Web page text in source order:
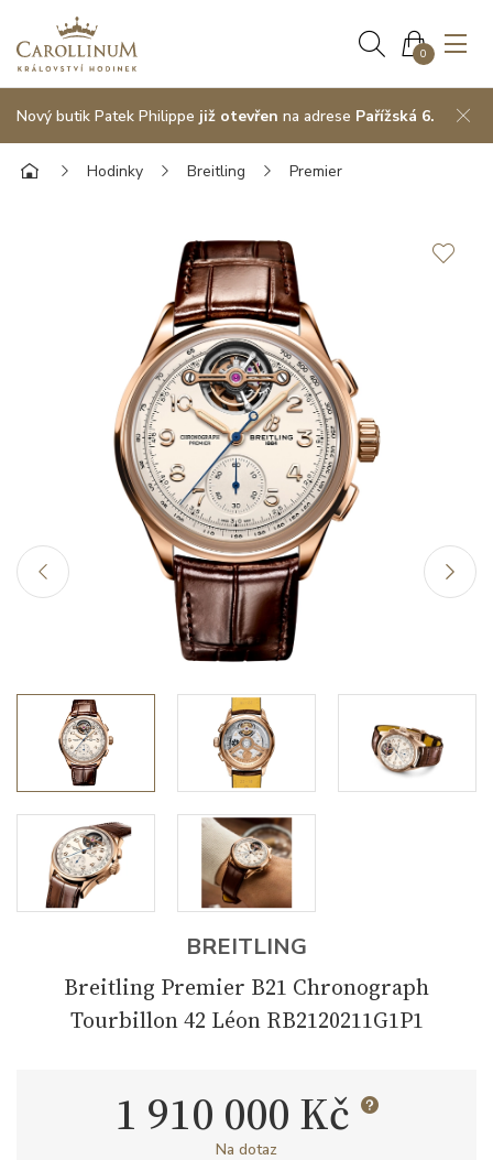
0
Nový butik Patek Philippe již otevřen na adrese Pařížská 6.
Hodinky Breitling Premier
BREITLING
Breitling Premier B21 Chronograph
Tourbillon 42 Léon RB2120211G1P1
1 910 000 Kč
Na dotaz